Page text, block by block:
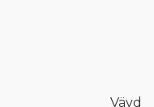
Vävd